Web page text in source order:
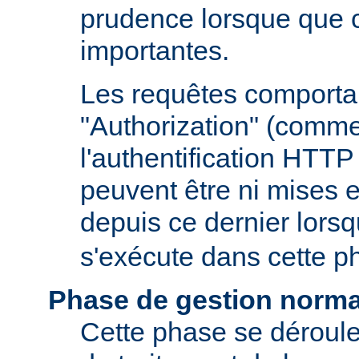
prudence lorsque que
importantes.
Les requêtes
"Authorization"
l'authentification
peuvent être ni mises
depuis ce dernier
s'exécute dans cette
Phase de gestion
Cette phase se